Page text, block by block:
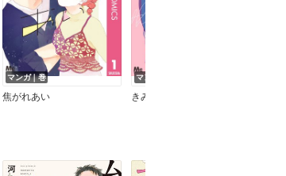
マンガ｜巻
焦がれあい
マンガ｜巻
きみのすきなひと